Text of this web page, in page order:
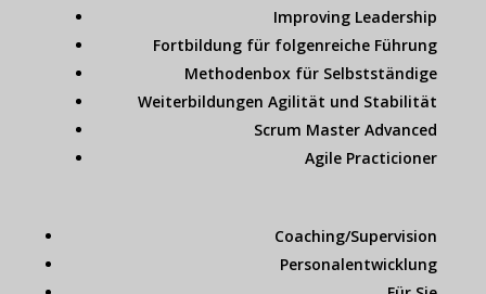
Improving Leadership
Fortbildung für folgenreiche Führung
Methodenbox für Selbstständige
Weiterbildungen Agilität und Stabilität
Scrum Master Advanced
Agile Practicioner
Coaching/Supervision
Personalentwicklung